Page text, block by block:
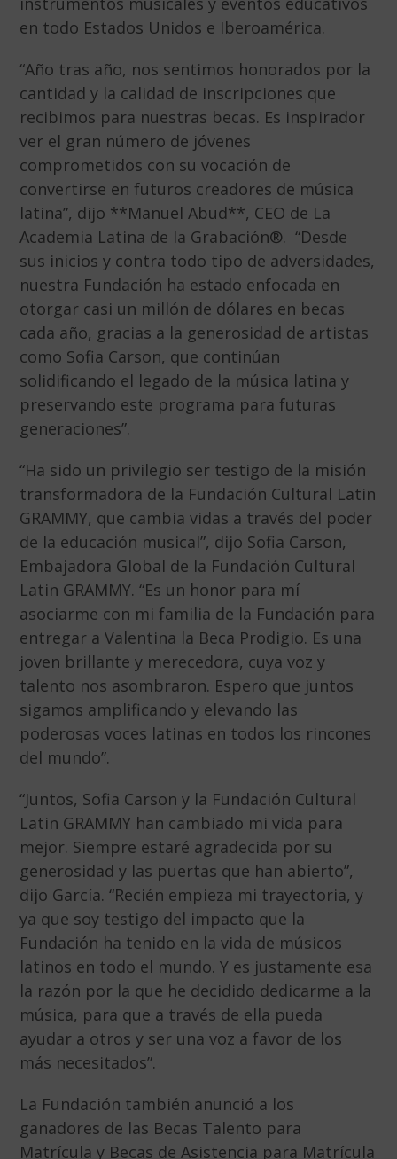
en todo Estados Unidos e Iberoamérica.
“Año tras año, nos sentimos honorados por la
cantidad y la calidad de inscripciones que
recibimos para nuestras becas. Es inspirador
ver el gran número de jóvenes
comprometidos con su vocación de
convertirse en futuros creadores de música
latina”, dijo **Manuel Abud**, CEO de La
Academia Latina de la Grabación®. “Desde
sus inicios y contra todo tipo de adversidades,
nuestra Fundación ha estado enfocada en
otorgar casi un millón de dólares en becas
cada año, gracias a la generosidad de artistas
como Sofia Carson, que continúan
solidificando el legado de la música latina y
preservando este programa para futuras
generaciones”.
“Ha sido un privilegio ser testigo de la misión
transformadora de la Fundación Cultural Latin
GRAMMY, que cambia vidas a través del poder
de la educación musical”, dijo Sofia Carson,
Embajadora Global de la Fundación Cultural
Latin GRAMMY. “Es un honor para mí
asociarme con mi familia de la Fundación para
entregar a Valentina la Beca Prodigio. Es una
joven brillante y merecedora, cuya voz y
talento nos asombraron. Espero que juntos
sigamos amplificando y elevando las
poderosas voces latinas en todos los rincones
del mundo”.
“Juntos, Sofia Carson y la Fundación Cultural
Latin GRAMMY han cambiado mi vida para
mejor. Siempre estaré agradecida por su
generosidad y las puertas que han abierto”,
dijo García. “Recién empieza mi trayectoria, y
ya que soy testigo del impacto que la
Fundación ha tenido en la vida de músicos
latinos en todo el mundo. Y es justamente esa
la razón por la que he decidido dedicarme a la
música, para que a través de ella pueda
ayudar a otros y ser una voz a favor de los
más necesitados”.
La Fundación también anunció a los
ganadores de las Becas Talento para
Matrícula y Becas de Asistencia para Matrícula